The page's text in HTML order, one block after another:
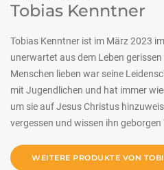
Tobias Kenntner
Tobias Kenntner ist im März 2023
unerwartet aus dem Leben
Menschen lieben war seine
mit Jugendlichen und hat immer
um sie auf Jesus Christus
vergessen und wissen ihn geborgen
WEITERE PRODUKTE VON